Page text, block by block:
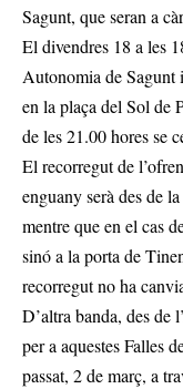
Sagunt, que seran a
El divendres 18 a les
Autonomia de Sagunt
en la plaça del Sol de
de les 21.00 hores se
El recorregut de
enguany serà des de
mentre que en el cas
sinó a la porta de
recorregut no ha
D’altra banda, des de
per a aquestes Falles
passat, 2 de març, a